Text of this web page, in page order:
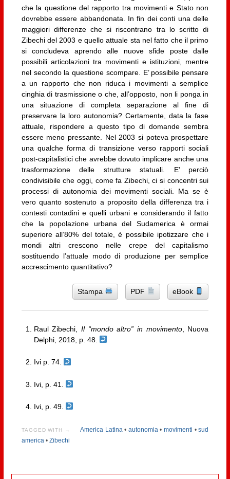
che la questione del rapporto tra movimenti e Stato non
dovrebbe essere abbandonata. In fin dei conti una delle
maggiori differenze che si riscontrano tra lo scritto di
Zibechi del 2003 e quello attuale sta nel fatto che il primo
si concludeva aprendo alle nuove sfide poste dalle
possibili articolazioni tra movimenti e istituzioni, mentre
nel secondo la questione scompare. E’ possibile pensare
a un rapporto che non riduca i movimenti a semplice
cinghia di trasmissione o che, all’opposto, non li ponga in
una situazione di completa separazione al fine di
preservare la loro autonomia? Certamente, data la fase
attuale, rispondere a questo tipo di domande sembra
essere meno pressante. Nel 2003 si poteva prospettare
una qualche forma di transizione verso rapporti sociali
post-capitalistici che avrebbe dovuto implicare anche una
trasformazione delle strutture statuali. E’ perciò
condivisibile che oggi, come fa Zibechi, ci si concentri sui
processi di autonomia dei movimenti sociali. Ma se è
vero quanto sostenuto a proposito della differenza tra i
contesti contadini e quelli urbani e considerando il fatto
che la popolazione urbana del Sudamerica è ormai
superiore all’80% del totale, è possibile ipotizzare che i
mondi altri crescono nelle crepe del capitalismo
sostituendo l’attuale modo di produzione per semplice
accrescimento quantitativo?
Stampa PDF eBook
Raul Zibechi, Il “mondo altro” in movimento, Nuova
Delphi, 2018, p. 48.
Ivi p. 74.
Ivi, p. 41.
Ivi, p. 49.
TAGGED WITH → America Latina • autonomia •movimenti •sud
america • Zibechi